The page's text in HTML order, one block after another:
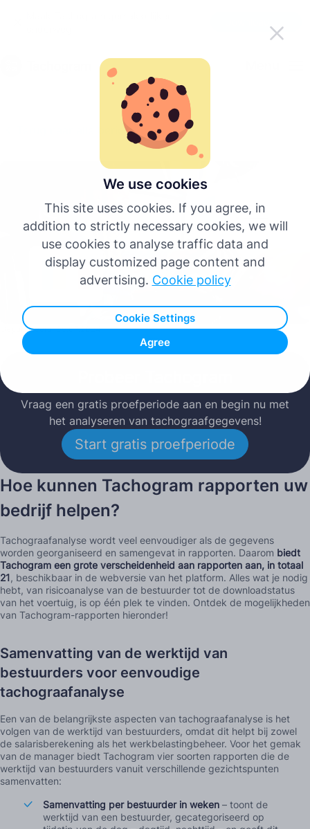
We use cookies
This site uses cookies. If you agree, in
addition to strictly necessary cookies, we will
use cookies to analyse traffic data and
display customized page content and
advertising. Cookie policy
Cookie Settings
Agree
Nederlands
Français
Italiano
Terug naar alle berichten
Gepubliceerd: 09.07.2024
Vraag een gratis proefperiode aan en begin nu met
het analyseren van tachograafgegevens!
Start gratis proefperiode
Hoe kunnen Tachogram rapporten uw
bedrijf helpen?
Tachograafanalyse wordt veel eenvoudiger als de gegevens
worden georganiseerd en samengevat in rapporten. Daarom biedt
Tachogram een grote verscheidenheid aan rapporten aan, in totaal
21, beschikbaar in de webversie van het platform. Alles wat je nodig
hebt, van risicoanalyse van de bestuurder tot de downloadstatus
van het voertuig, is op één plek te vinden. Ontdek de mogelijkheden
van Tachogram-rapporten hieronder!
Samenvatting van de werktijd van
bestuurders voor eenvoudige
tachograafanalyse
Een van de belangrijkste aspecten van tachograafanalyse is het
volgen van de werktijd van bestuurders, omdat dit helpt bij zowel
de salarisberekening als het werkbelastingbeheer. Voor het gemak
van de manager biedt Tachogram vier soorten rapporten die de
werktijd van bestuurders vanuit verschillende gezichtspunten
samenvatten:
Samenvatting per bestuurder in weken – toont de
werktijd van een bestuurder, gecategoriseerd op